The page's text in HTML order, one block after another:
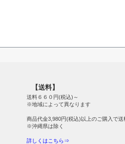
【送料】
送料６６０円(税込)～
※地域によって異なります
商品代金3,980円(税込)以上のご購入で送
※沖縄県は除く
詳しくはこちら⇒